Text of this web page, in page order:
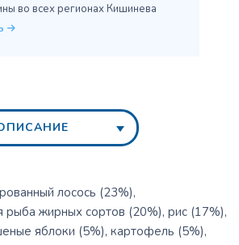
во всех регионах Кишинева
лосось (23%),
рыба жирных сортов (20%), рис (17%),
яблоки (5%), картофель (5%),